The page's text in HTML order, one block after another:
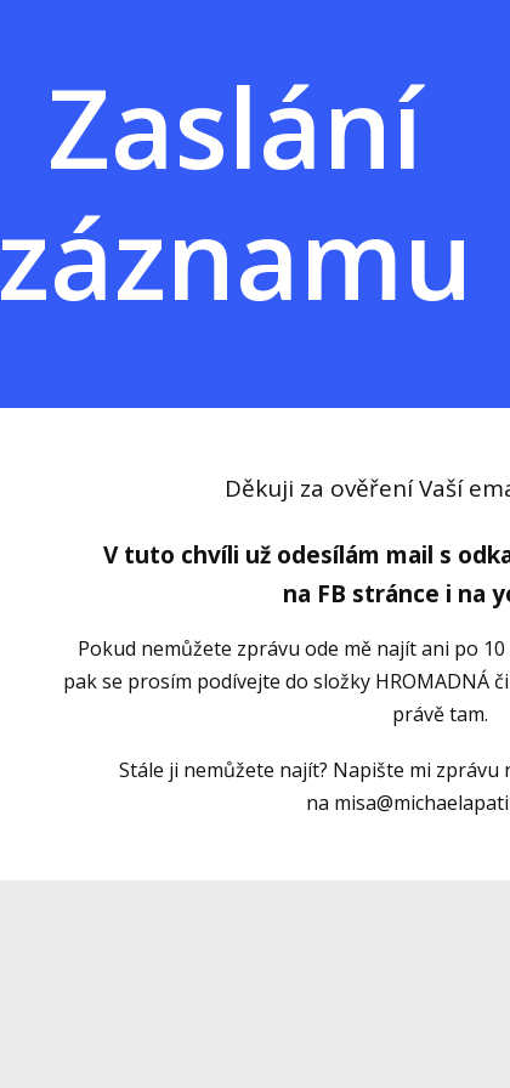
Zaslání
záznamu
Děkuji za ověření Vaší
V tuto chvíli už odesílám mail s
na FB stránce i na
Pokud nemůžete zprávu ode mě najít ani po
pak se prosím podívejte do složky HROMADNÁ
právě tam.
Stále ji nemůžete najít? Napište mi zprávu
na